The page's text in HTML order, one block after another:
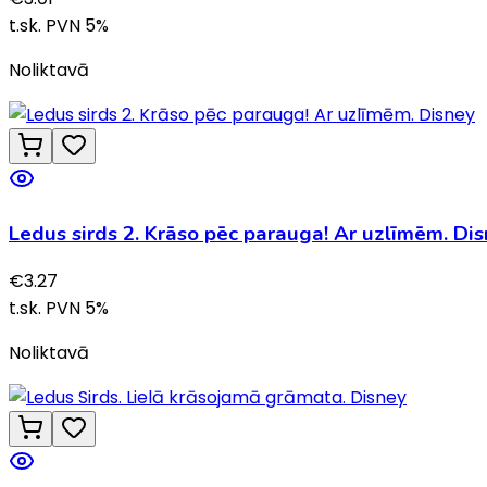
t.sk. PVN 5%
Noliktavā
Ledus sirds 2. Krāso pēc parauga! Ar uzlīmēm.
€3.27
t.sk. PVN 5%
Noliktavā